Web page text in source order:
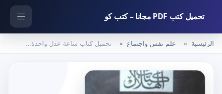
تحميل كتب PDF مجانا – كتب كو
الرئيسية علم نفس واجتماع تحميل كتاب ساعة عدل واحدة PDF تأليف سيسيل ألبورت مجانا [كامل]